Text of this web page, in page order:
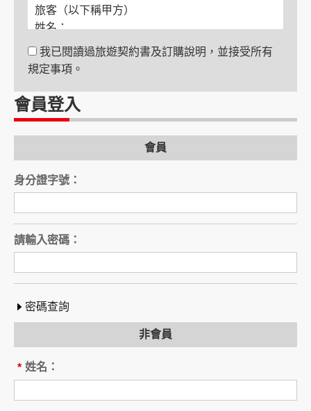
旅客（以下稱甲方）
姓名：
電話：
住居所：
姓名：
與旅客關係：
旅行業（以下稱乙方）
註冊編號：
營業所：
甲乙雙方同意就本旅遊事項，依下列約定辦理。
第一條（國外旅遊之意義）
本契約所謂國外旅遊，係指到中華民國疆域以外
其他國家或地區旅遊。
赴中國大陸旅行者，準用本旅遊契約之約定。
第二條（適用之範圍及順序）
之約定定之；本契約中未約定者，適用中華民國
我已閱讀過旅遊契約書及訂購說明，並接受所有
規定事項。
會員登入
會員
身分證字號：
請輸入密碼：
密碼查詢
非會員
* 姓名：